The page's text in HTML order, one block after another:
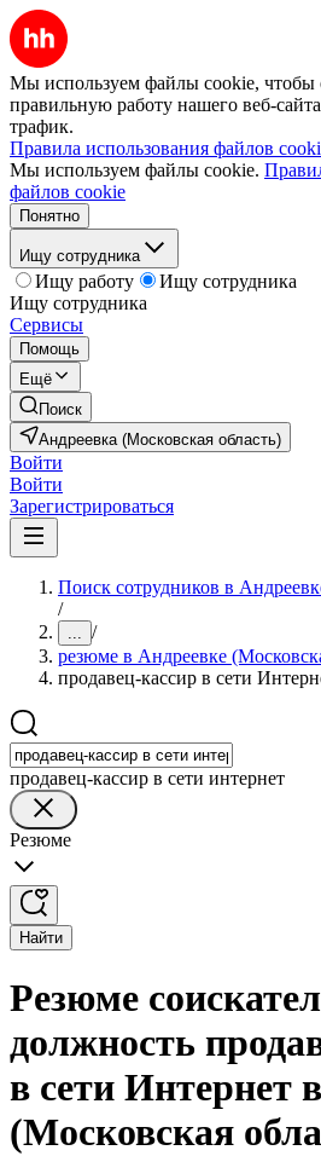
Мы используем файлы cookie, чтобы
правильную работу нашего веб-
трафик.
Правила использования файлов
Мы используем файлы cookie.
файлов cookie
Понятно
Ищу сотрудника
Ищу работу
Ищу сотрудника
Ищу сотрудника
Сервисы
Помощь
Ещё
Поиск
Андреевка (Московская область)
Войти
Войти
Зарегистрироваться
Поиск сотрудников в
/
... /
резюме в Андреевке
продавец-кассир в сети
продавец-кассир в сети интернет
Резюме
Найти
Резюме
должность
в сети Интернет
(Московская